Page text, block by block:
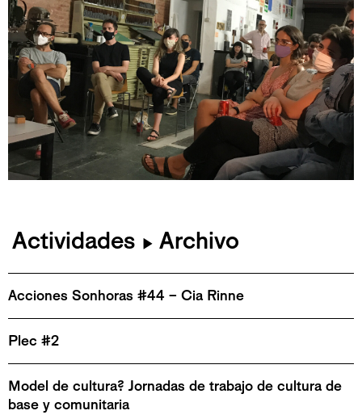
Actividades ▶ Archivo
Acciones Sonhoras #44 – Cia Rinne
Plec #2
Model de cultura? Jornadas de trabajo de cultura de
base y comunitaria